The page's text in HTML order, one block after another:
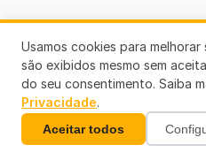
Usamos cookies para
são exibidos mesmo sem
do seu consentimento. Saiba
Privacidade.
Aceitar todos